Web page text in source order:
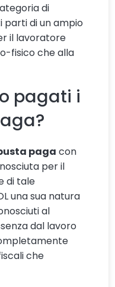
di
di un ampio
il lavoratore
fisico che alla
pagati i
paga con
per il
di tale
una sua natura
al
dal lavoro
che